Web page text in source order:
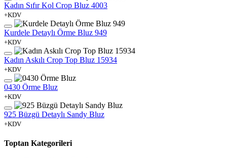
Kadın Sıfır Kol Crop Bluz 4003
+KDV
Kurdele Detaylı Örme Bluz 949
+KDV
Kadın Askılı Crop Top Bluz 15934
+KDV
0430 Örme Bluz
+KDV
925 Büzgü Detaylı Sandy Bluz
+KDV
Toptan Kategorileri